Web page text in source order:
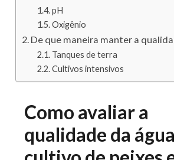
pH
Oxigênio
De que maneira manter a
Tanques de terra
Cultivos intensivos
Como avaliar a
qualidade da